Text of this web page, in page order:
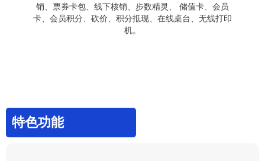
销、票券卡包、线下核销、步数精灵、 储值卡、会员
卡、会员积分、砍价、积分抵现、在线桌台、无线打印
机。
特色功能